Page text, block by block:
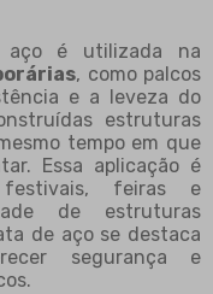
é utilizada na
, como palcos
e a leveza do
estruturas
tempo em que
Essa aplicação é
festivais, feiras e
de estruturas
de aço se destaca
segurança e